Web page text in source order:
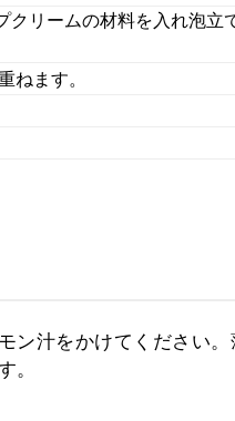
リームの材料を入れ泡立
ねます。
ン汁をかけてください。
。